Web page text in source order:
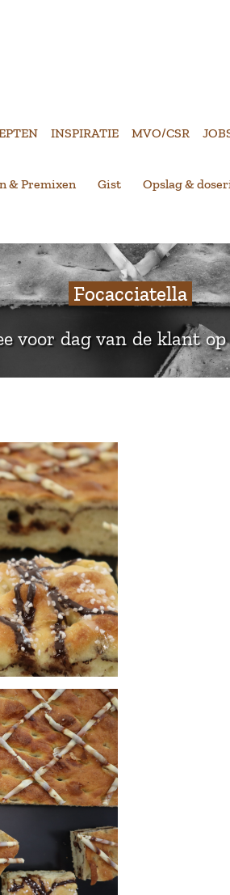
INSPIRATIE MVO/CSR
& Premixen Gist Opslag &
Focacciatella
voor dag van de klant